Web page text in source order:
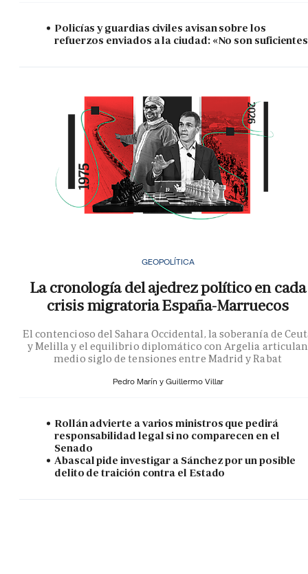
Policías y guardias civiles avisan sobre los
refuerzos enviados a la ciudad: «No son
GEOPOLÍTICA
La cronología del ajedrez político en cada
crisis migratoria España-Marruecos
El contencioso del Sahara Occidental, la soberanía de
y Melilla y el equilibrio diplomático con Argelia articulan
medio siglo de tensiones entre Madrid y Rabat
Pedro Marín y Guillermo Villar
Rollán advierte a varios ministros que pedirá
responsabilidad legal si no comparecen en el
Senado
Abascal pide investigar a Sánchez por un posible
delito de traición contra el Estado